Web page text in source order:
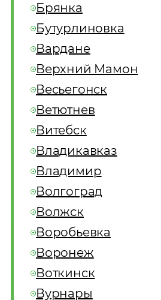
Брянка
Бутурлиновка
Вардане
Верхний Мамон
Весьегонск
Ветютнев
Витебск
Владикавказ
Владимир
Волгоград
Волжск
Воробьевка
Воронеж
Воткинск
Вурнары